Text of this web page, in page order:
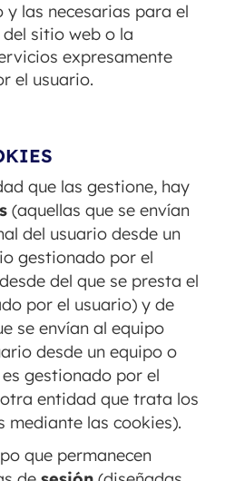
las necesarias para el
sitio web o la
expresamente
el usuario.
que las gestione, hay
(aquellas que se envían
del usuario desde un
gestionado por el
del que se presta el
por el usuario) y de
se envían al equipo
desde un equipo o
gestionado por el
entidad que trata los
mediante las cookies).
que permanecen